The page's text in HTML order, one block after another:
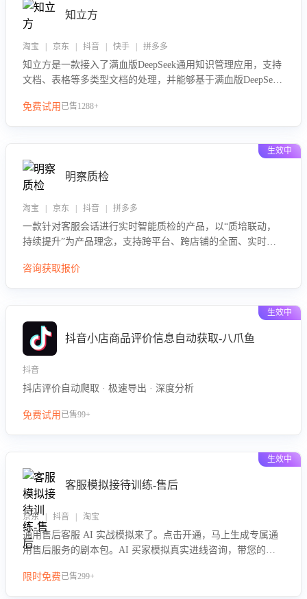
知立方
淘宝 | 京东 | 抖音 | 快手 | 拼多多
知立方是一款接入了满血版DeepSeek通用知识管理应用，支持
文档、表格等多类型文档的处理，并能够基于满血版DeepSeek
助用户高效管理和利用知识资源。通过该产品，用户可以轻松
免费试用 已售1288+
生效中
明察质检
淘宝 | 京东 | 抖音 | 拼多多
一款针对客服会话进行实时智能质检的产品，以“质培联动，
持续提升”为产品理念，支持跨平台、跨店铺的全面、实时、
队的销服能力。
咨询获取报价
生效中
抖音小店商品评价信息自动获取-八爪鱼
抖音
抖店评价自动爬取 · 极速导出 · 深度分析
免费试用 已售99+
生效中
客服模拟接待训练-售后
京东 | 抖音 | 淘宝
通用售后客服 AI 实战模拟来了。点击开通，马上生成专属通
用售后服务的剧本包。AI 买家模拟真实进线咨询，带您的客
要点，轻松提升服务能力。
限时免费已售299+